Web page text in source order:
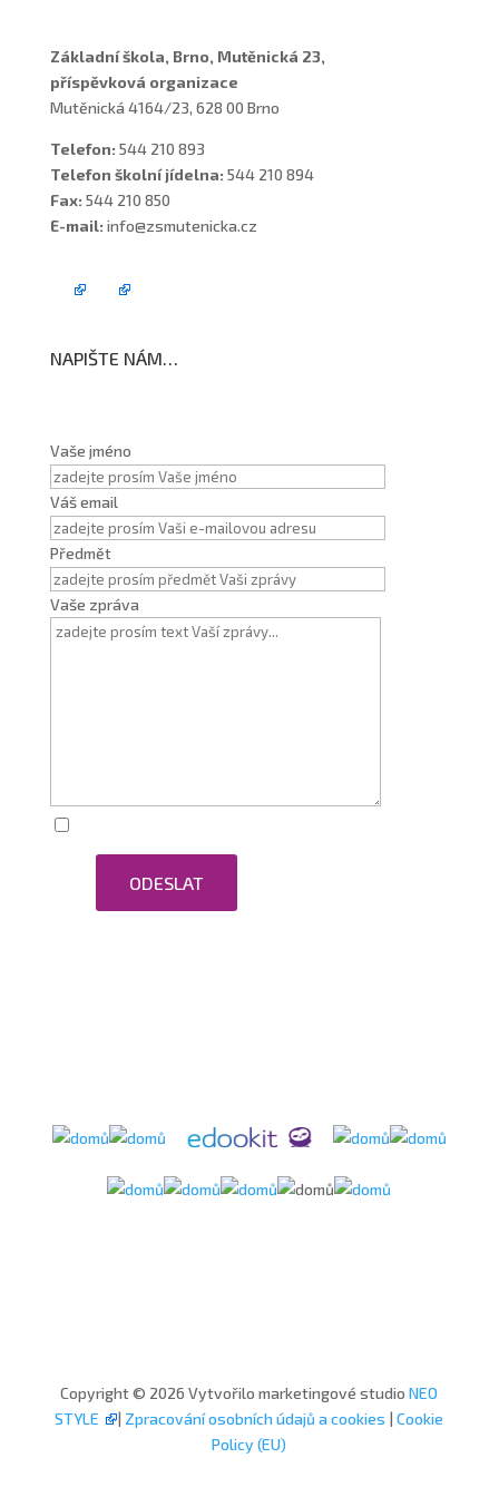
Základní škola, Brno, Mutěnická 23,
příspěvková organizace
Mutěnická 4164/23, 628 00 Brno
Telefon: 544 210 893
Telefon školní jídelna: 544 210 894
Fax: 544 210 850
E-mail: info@zsmutenicka.cz
NAPIŠTE NÁM…
Vaše jméno
Váš email
Předmět
Vaše zpráva
ODESLAT
Copyright © 2026 Vytvořilo marketingové studioNEO
STYLE
| Zpracování osobních údajů a cookies |Cookie
Policy (EU)